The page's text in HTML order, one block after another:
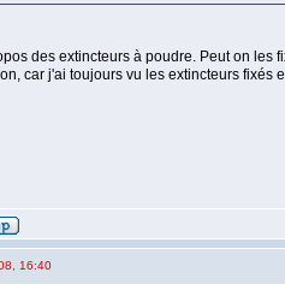
des extincteurs à poudre. Peut on
car j'ai toujours vu les extincteurs fixés
16:40